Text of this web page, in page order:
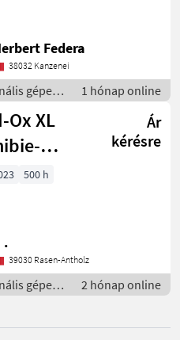
Federa
38032 Kanzenei
gépek /
hómarók
1 hónap online
Ox XL
Ár
kérésre
500 h
.
39030 Rasen-Antholz
gépek /
hómarók
2 hónap online